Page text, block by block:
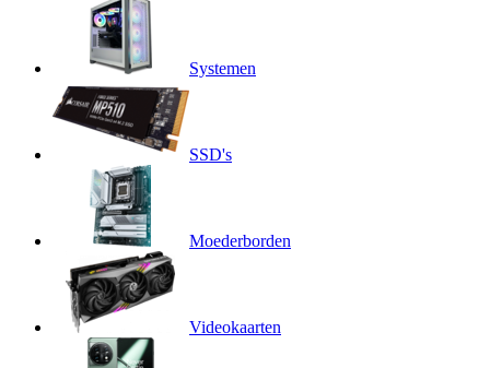
Systemen
SSD's
Moederborden
Videokaarten